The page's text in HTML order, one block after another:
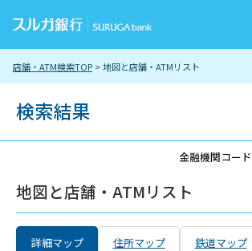
店舗・ATM検索TOP > 地図と店舗・ATMリスト
検索結果
金融機関コー
地図と店舗・ATMリスト
詳細マップ 住所マップ 鉄道マップ